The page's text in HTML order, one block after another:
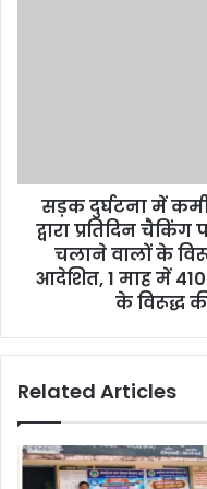
सड़क दुर्घटना में
द्वारा प्रतिदिन
चलाने वालों के
आदेशित, 1 माह में
के विरूद्ध
Related Articles